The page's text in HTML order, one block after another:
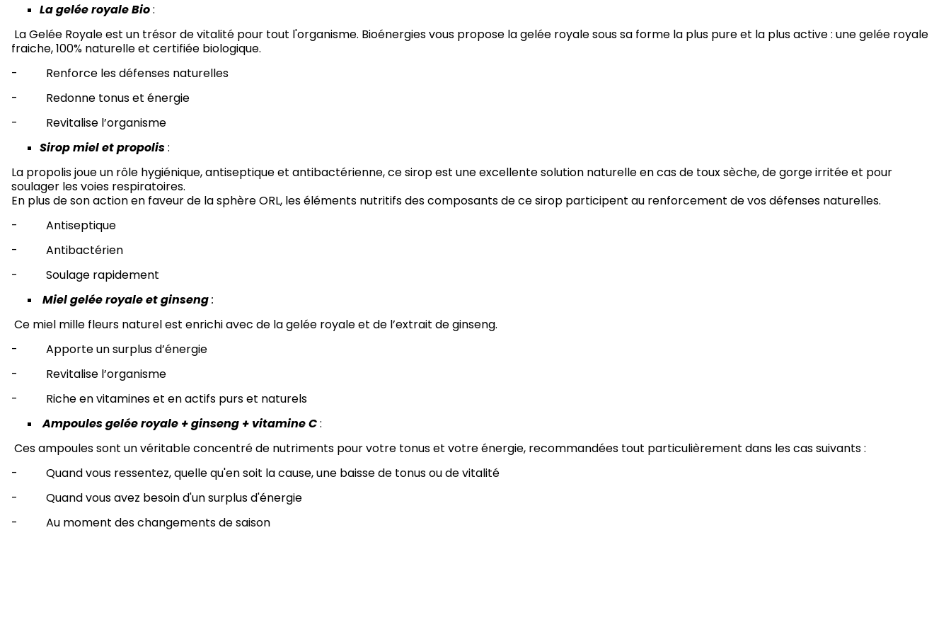
La gelée royale Bio:
La Gelée Royale est un trésor de vitalité pour tout l'organisme. Bioénergies vous propose la gelée royale sous sa forme la plus pure et la plus active : une gelée royale
fraiche, 100% naturelle et certifiée biologique.
- Renforce les défenses naturelles
- Redonne tonus et énergie
- Revitalise l’organisme
Sirop miel et propolis:
La propolis joue un rôle hygiénique, antiseptique et antibactérienne, ce sirop est une excellente solution naturelle en cas de toux sèche, de gorge irritée et pour
soulager les voies respiratoires.
En plus de son action en faveur de la sphère ORL, les éléments nutritifs des composants de ce sirop participent au renforcement de vos défenses naturelles.
- Antiseptique
- Antibactérien
- Soulage rapidement
Miel gelée royale et ginseng:
Ce miel mille fleurs naturel est enrichi avec de la gelée royale et de l’extrait de ginseng.
- Apporte un surplus d’énergie
- Revitalise l’organisme
- Riche en vitamines et en actifs purs et naturels
Ampoules gelée royale + ginseng + vitamine C:
Ces ampoules sont un véritable concentré de nutriments pour votre tonus et votre énergie, recommandées tout particulièrement dans les cas suivants :
- Quand vous ressentez, quelle qu'en soit la cause, une baisse de tonus ou de vitalité
- Quand vous avez besoin d'un surplus d'énergie
- Au moment des changements de saison